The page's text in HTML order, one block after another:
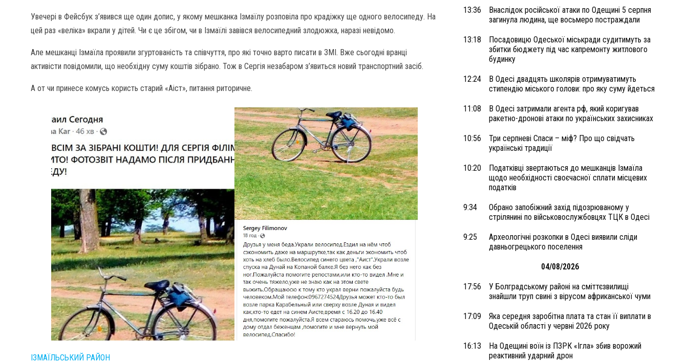
Увечері в Фейсбук з’явився ще один допис, у якому мешканка Ізмаїлу розповіла про крадіжку ще одного велосипеду. На
цей раз «веліка» вкрали у дітей. Чи є це збігом, чи в Ізмаїлі завівся велосипедний злодюжка, наразі невідомо.
Але мешканці Ізмаїла проявили згуртованість та співчуття, про які точно варто писати в ЗМІ. Вже сьогодні вранці
активісти повідомили, що необхідну суму коштів зібрано. Тож в Сергія незабаром з’явиться новий транспортний засіб.
А от чи принесе комусь користь старий «Аіст», питання риторичне.
ІЗМАЇЛЬСЬКИЙ РАЙОН
13:36
Внаслідок російської атаки по Одещині 5 серпня
загинула людина, ще восьмеро постраждали
13:18
Посадовицю Одеської міськради судитимуть за
збитки бюджету під час капремонту житлового
будинку
12:24
В Одесі двадцять школярів отримуватимуть
стипендію міського голови: про яку суму йдеться
11:08
В Одесі затримали агента рф, який коригував
ракетно-дронові атаки по українських захисниках
10:56
Три серпневі Спаси – міф? Про що свідчать
українські традиції
10:20
Податківці звертаються до мешканців Ізмаїла
щодо необхідності своєчасної сплати місцевих
податків
9:34
Обрано запобіжний захід підозрюваному у
стрілянині по військовослужбовцях ТЦК в Одесі
9:25
Археологічні розкопки в Одесі виявили сліди
давньогрецького поселення
04/08/2026
17:56
У Болградському районі на сміттєзвилищі
знайшли труп свині з вірусом африканської чуми
17:09
Яка середня заробітна плата та стан її виплати в
Одеській області у червні 2026 року
16:13
На Одещині воїн із ПЗРК «Ігла» збив ворожий
реактивний ударний дрон